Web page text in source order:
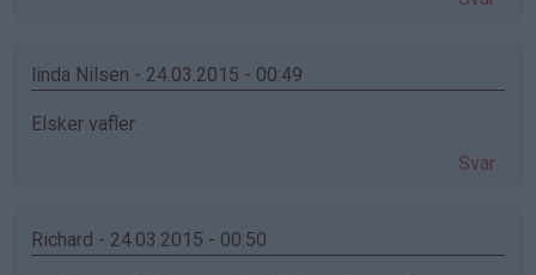
linda Nilsen - 24.03.2015 - 00:49
Elsker vafler
Svar
Richard - 24.03.2015 - 00:50